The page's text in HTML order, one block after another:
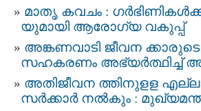
മാതൃ കവചം :
യുമായി ആരോഗ്യ വകുപ്പ്
അങ്കണവാടി ജീവന
സഹകരണം അഭ്യര്‍ത്ഥിച്ച്
അതിജീവന ത്തിനുളള
സര്‍ക്കാര്‍ നല്‍കും :